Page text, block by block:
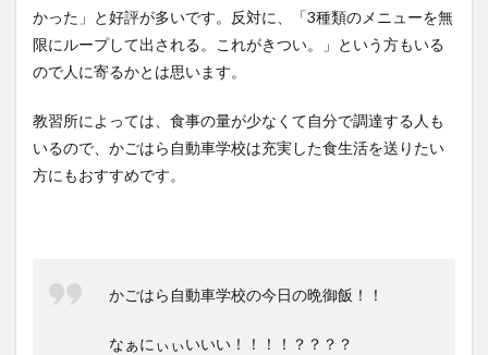
かった」と好評が多いです。反対に、「3種類のメニューを無
限にループして出される。これがきつい。」という方もいる
ので人に寄るかとは思います。
教習所によっては、食事の量が少なくて自分で調達する人も
いるので、かごはら自動車学校は充実した食生活を送りたい
方にもおすすめです。
かごはら自動車学校の今日の晩御飯！！
なぁにぃぃいいい！！！！？？？？